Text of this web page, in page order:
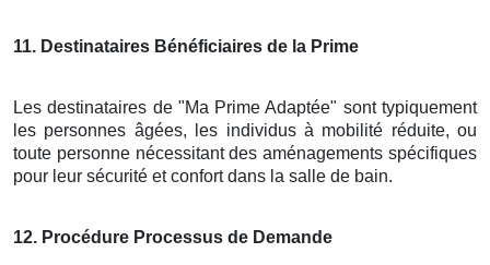
11. Destinataires Bénéficiaires de la Prime
Les destinataires de "Ma Prime Adaptée" sont typiquement
les personnes âgées, les individus à mobilité réduite, ou
toute personne nécessitant des aménagements spécifiques
pour leur sécurité et confort dans la salle de bain.
12. Procédure Processus de Demande